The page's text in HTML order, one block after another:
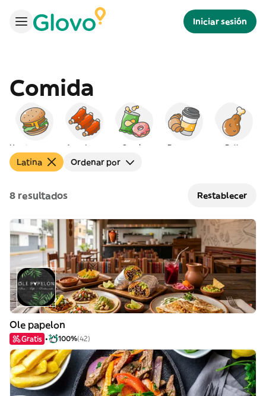
Iniciar sesión
Comida
Americana Snacks Desayuno Pollo
Latina Ordenar por
8 resultados Restablecer
Ole papelon
Gratis 100%(42)